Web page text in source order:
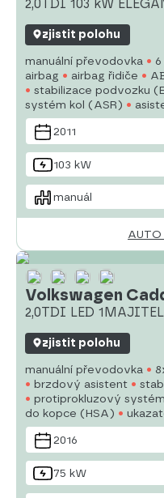
2,0TDI 103 kW
zjistit polohu
manuální převodovka
airbag
airbag řidiče
stabilizace podvozku
systém kol (ASR)
tažné zařízení
klimatizace
2011
103 kW
manuál
Volkswagen
2,0TDI LED 1MAJITEL
zjistit polohu
manuální převodovka
brzdový asistent
protiprokluzový
do kopce (HSA)
sledování únavy řidiče
řízení
dvouzónová
2016
75 kW